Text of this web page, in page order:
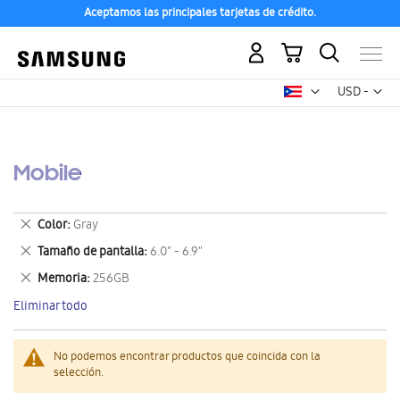
Aceptamos las principales tarjetas de crédito.
USD -
dólar
Mi carrito
Mobile
No podemos encontrar productos que coincida con la
selección.
Color Gray
Eliminar
este
artículo
Tamaño de pantalla 6.0" - 6.9"
Eliminar
este
artículo
Memoria 256GB
Eliminar
este
artículo
Eliminar todo